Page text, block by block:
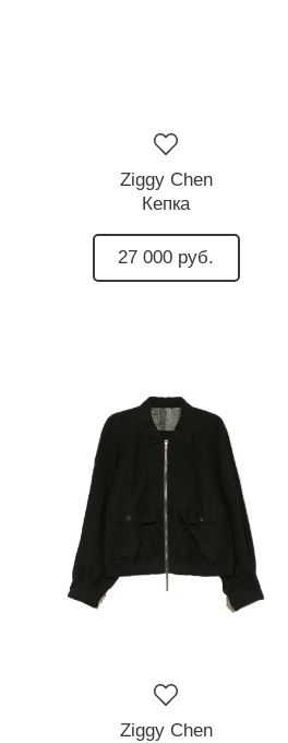
Ziggy Chen
Кепка
27 000 руб.
Ziggy Chen